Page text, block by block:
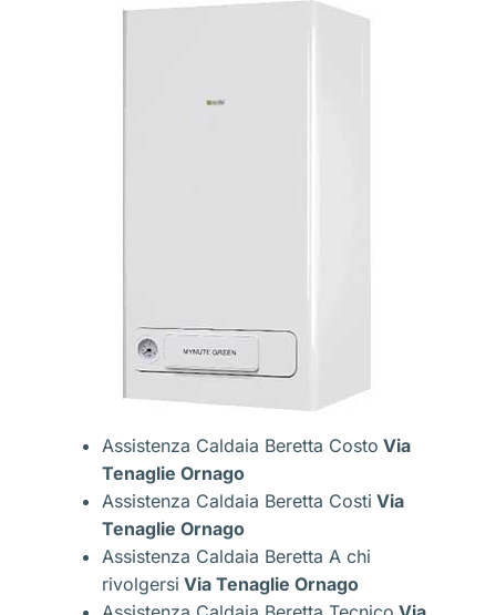
Assistenza Caldaia Beretta Costo Via
Tenaglie Ornago
Assistenza Caldaia Beretta Costi Via
Tenaglie Ornago
Assistenza Caldaia Beretta A chi
rivolgersi Via Tenaglie Ornago